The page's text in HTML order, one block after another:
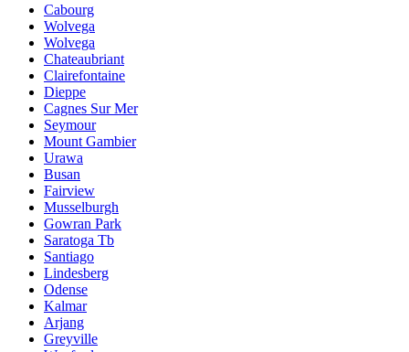
Cabourg
Wolvega
Wolvega
Chateaubriant
Clairefontaine
Dieppe
Cagnes Sur Mer
Seymour
Mount Gambier
Urawa
Busan
Fairview
Musselburgh
Gowran Park
Saratoga Tb
Santiago
Lindesberg
Odense
Kalmar
Arjang
Greyville